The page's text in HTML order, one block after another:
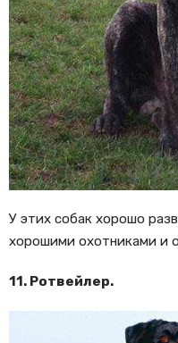
У этих собак хорошо
хорошими охотниками и
11. Ротвейлер.